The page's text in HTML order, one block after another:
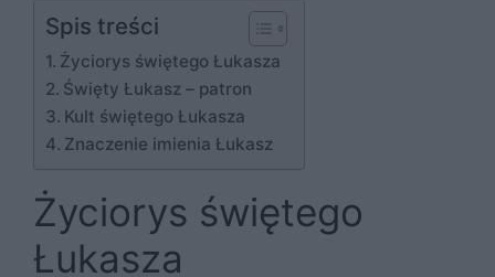
Spis treści
Życiorys świętego Łukasza
Święty Łukasz – patron
Kult świętego Łukasza
Znaczenie imienia Łukasz
Życiorys świętego
Łukasza